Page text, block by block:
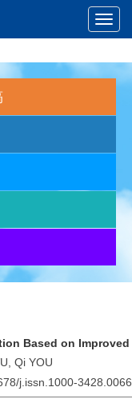
Based on Improved
Qi YOU
j.issn.1000-